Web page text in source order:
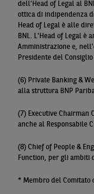
dell'Head of Legal al
ottica di indipendenza
Head of Legal è alle
BNL. L'Head of Legal è
Amministrazione e,
Presidente del
(6) Private Banking &
alla struttura BNP
(7) Executive Chairman
anche al Responsabile
(8) Chief of People &
Function, per gli ambiti
* Membro del Comitato